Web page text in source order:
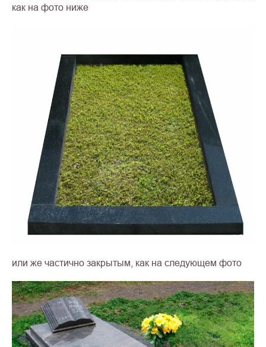
как на фото ниже
или же частично закрытым, как на следующем фото